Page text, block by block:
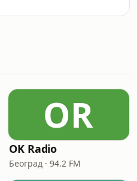
OR
OK Radio
Београд · 94.2 FM